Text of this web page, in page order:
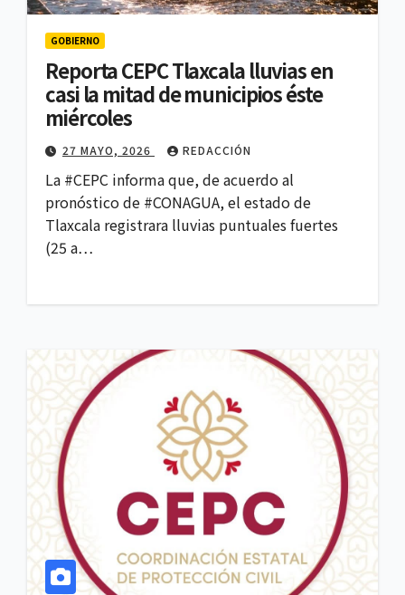
GOBIERNO
Reporta CEPC Tlaxcala lluvias en
casi la mitad de municipios éste
miércoles
27 MAYO, 2026 REDACCIÓN
La #CEPC informa que, de acuerdo al
pronóstico de #CONAGUA, el estado de
Tlaxcala registrara lluvias puntuales fuertes
(25 a…